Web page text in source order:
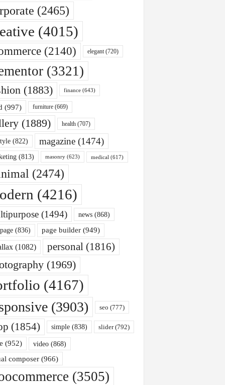
(2465)
(4015)
(2140) elegant(720)
(3321)
(1883) finance(643)
(997) furniture(669)
(1889) health(707)
(822) magazine(1474)
(813) masonry(623) medical (617)
(2474)
(4216)
(1494) news(868)
(836) page builder(949)
(1082) personal(1816)
(1969)
(4167)
(3903) seo (777)
(1854) simple(838) slider(792)
(952) video(868)
composer(966)
(3505)